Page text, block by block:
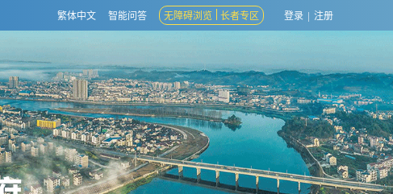
繁体中文 智能问答 无障碍浏览 长者专区 登录 | 注册